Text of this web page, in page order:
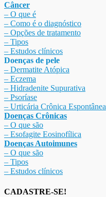
Câncer
– O que é
– Como é o diagnóstico
– Opções de tratamento
– Tipos
– Estudos clínicos
Doenças de pele
– Dermatite Atópica
– Eczema
– Hidradenite Supurativa
– Psoríase
– Urticária Crônica Espontânea
Doenças Crônicas
– O que são
– Esofagite Eosinofílica
Doenças Autoimunes
– O que são
– Tipos
– Estudos clínicos
CADASTRE-SE!